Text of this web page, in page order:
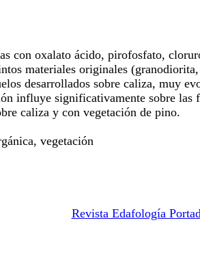
con oxalato ácido, pirofosfato,
materiales originales
desarrollados sobre caliza, muy
influye significativamente sobre
caliza y con vegetación de pino.
vegetación
Revista Edafología